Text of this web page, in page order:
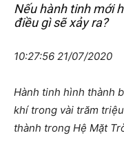
Nếu hành tinh mới
điều gì sẽ xảy ra?
10:27:56 21/07/2020
Hành tinh hình thành
khí trong vài trăm
thành trong Hệ Mặt